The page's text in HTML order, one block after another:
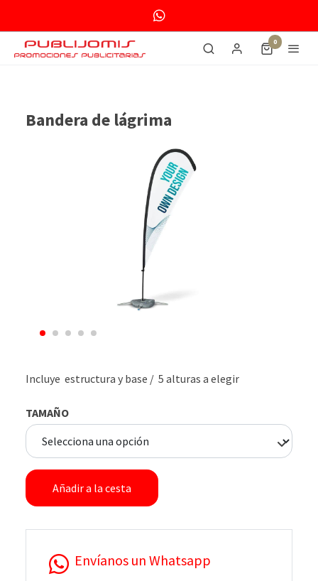
0
Bandera de lágrima
Incluye estructura y base / 5 alturas a elegir
TAMAÑO
Añadir a la cesta
Envíanos un Whatsapp